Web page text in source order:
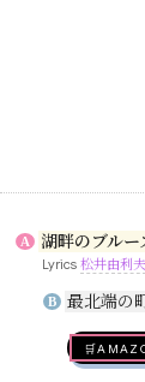
A 湖畔のブルー
Lyrics松井由利
B 最北端の